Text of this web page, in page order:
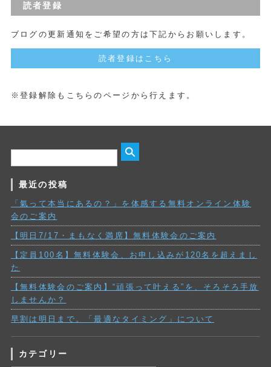
読者登録
ブログの更新通知をご希望の方は下記からお願いします。
読者登録はこちら
※登録解除もこちらのページから行えます。
最近の投稿
「氣って本当にあるの？」を体感する無料オンライン体験
会のご案内
【明日7/17・まもなく満席】無料体験会のご案内
【定員100名】無料体験会、お申し込みが120名を超えまし
た
【無料体験会のご案内】“頑張って叶える”を、そろそろ手放
しませんか？
早割は明日まで。「最適なタイミング」について
カテゴリー